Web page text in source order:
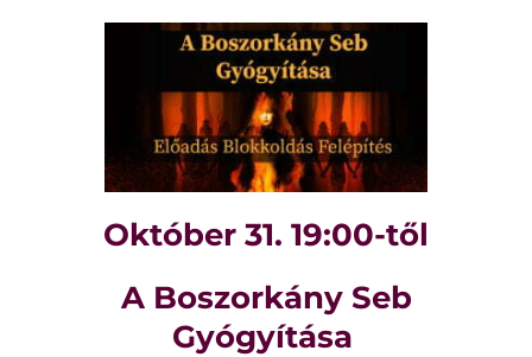
Október 31. 19:00-től
A Boszorkány Seb
Gyógyítása